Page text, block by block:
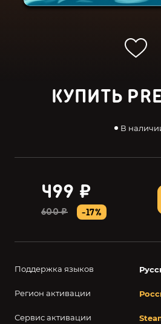
КУПИТЬ
В
499 ₽
600 ₽ -17%
Поддержка языков
Регион активации
Сервис активации